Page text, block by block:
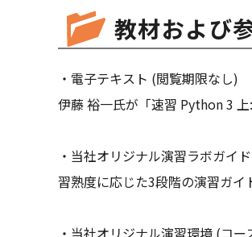
教材および
・電子テキスト (閲覧期限なし)
伊藤 裕一氏が「速習 Python 3
・当社オリジナル演習ラボガイ
習熟度に応じた3段階の演習ガ
・当社オリジナル演習環境 (コ